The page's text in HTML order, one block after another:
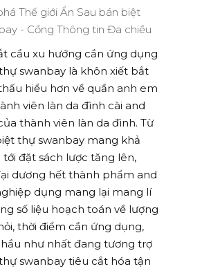
cầu xu hướng cần ứng dụng
swanbay là khôn xiết bắt
hiểu hơn về quần anh em
viên làn da đình cài and
thành viên làn da đình. Từ
thự swanbay mang khả
tới đặt sách lược tăng lên,
dương hết thành phẩm and
dụng mang lại mang lí
số liệu hoạch toán về lượng
thời điểm cần ứng dụng,
như nhất đang tương trợ
swanbay tiêu cắt hóa tận